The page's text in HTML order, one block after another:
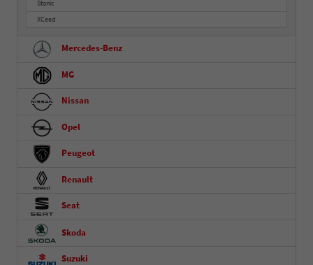
Stonic
XCeed
Mercedes-Benz
MG
Nissan
Opel
Peugeot
Renault
Seat
Skoda
Suzuki